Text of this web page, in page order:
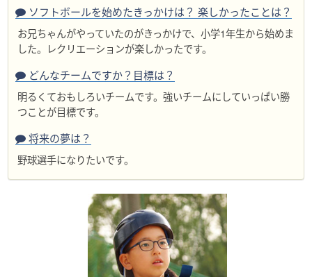
ソフトボールを始めたきっかけは？ 楽しかったことは？
お兄ちゃんがやっていたのがきっかけで、小学1年生から始めま
した。レクリエーションが楽しかったです。
どんなチームですか？目標は？
明るくておもしろいチームです。強いチームにしていっぱい勝
つことが目標です。
将来の夢は？
野球選手になりたいです。